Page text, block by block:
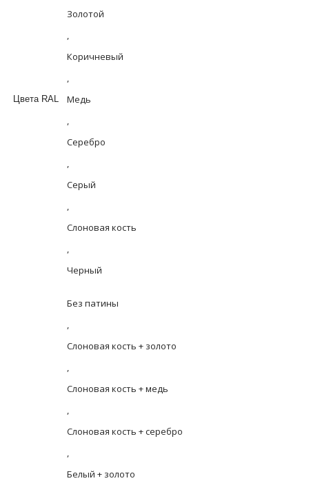
Цвета RAL
Золотой
,
Коричневый
,
Медь
,
Серебро
,
Серый
,
Слоновая кость
,
Черный
Без патины
,
Слоновая кость + золото
,
Слоновая кость + медь
,
Слоновая кость + серебро
,
Белый + золото